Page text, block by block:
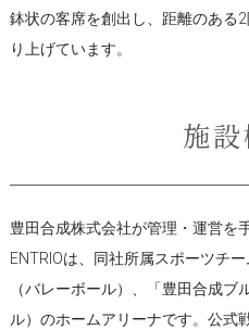
鉢状の客席を創出し、距離のある
り上げています。
施
豊田合成株式会社が管理・運営を
ENTRIOは、同社所属スポーツチ
（バレーボール）、「豊田合成
ル）のホームアリーナです。公式